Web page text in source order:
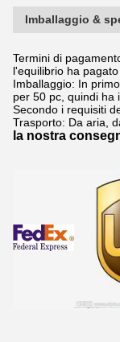
Imballaggio &
Termini di
l'equilibrio ha
Imballaggio: In
per 50 pc, quindi ha
Secondo i requisiti
Trasporto: Da aria,
la nostra